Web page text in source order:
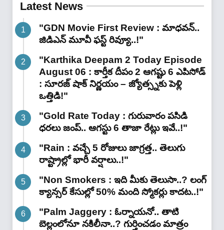
Latest News
"GDN Movie First Review : మాధవన్..
జిడిఎన్ మూవీ ఫ‌స్ట్ రివ్యూ..!"
"Karthika Deepam 2 Today Episode
August 06 : కార్తీక దీపం 2 ఆగష్టు 6 ఎపిసోడ్
: సూరజ్ షాక్ నిర్ణయం – జ్యోత్స్నకు పెళ్లి
ఒత్తిడి!"
"Gold Rate Today : గురువారం పసిడి
ధరలు జంప్.. ఆగస్టు 6 తాజా రేట్లు ఇవే..!"
"Rain : వచ్చే 5 రోజులు జాగ్రత్త.. తెలుగు
రాష్ట్రాల్లో భారీ వ‌ర్షాలు..!"
"Non Smokers : ఇది మీకు తెలుసా..? లంగ్
క్యాన్సర్ కేసుల్లో 50% మంది స్మోకర్లు కాదట..!"
"Palm Jaggery : ఓర్నాయనో.. తాటి
బెల్లంలోనూ నకిలీనా..? గుర్తించడం మాత్రం